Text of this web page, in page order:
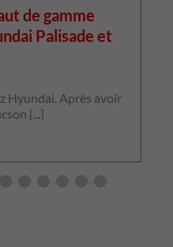
de gamme
Palisade et
Hyundai. Après avoir
[...]